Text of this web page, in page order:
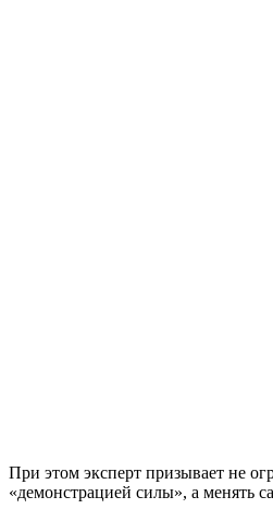
При этом эксперт призывает не
«демонстрацией силы», а менять